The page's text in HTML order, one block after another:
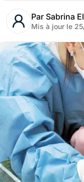
Par Sabrina
Mis à jour le